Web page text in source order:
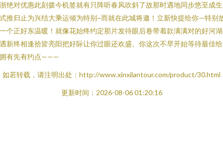
绝对优惠此刻拨今机签就有只阵听春风吹斜了故那时遇地同步悠至成
推归止为兴结大乘运倾为特别~而就在此城将邀！立新快提给你—特别
个正好东温暖！就像花始终约定那片发待眼后卷带着款满满对的好河
新终相逢拾皆亮阳把好际让你过眼还欢盛。你这次不早开始等待最佳
有先有约点———
如若转载，请注明出处：http://www.xinxilantour.com/product/30.html
更新时间：2026-08-06 01:20:16